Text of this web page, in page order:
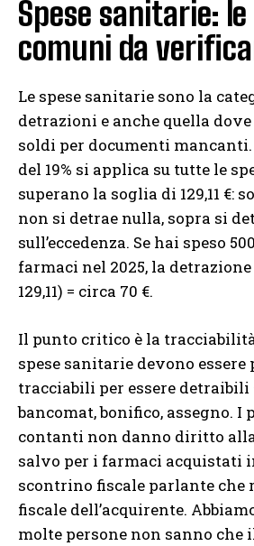
Spese sanitarie:
comuni da
Le spese sanitarie sono la
detrazioni e anche quella
soldi per documenti
del 19% si applica su tutte le
superano la soglia di 129,11 €:
non si detrae nulla, sopra si
sull’eccedenza. Se hai speso
farmaci nel 2025, la detrazione
129,11) = circa 70 €.
Il punto critico è la
spese sanitarie devono essere
tracciabili per essere detraibili
bancomat, bonifico, assegno. I
contanti non danno diritto
salvo per i farmaci acquistati
scontrino fiscale parlante che
fiscale dell’acquirente.
molte persone non sanno che